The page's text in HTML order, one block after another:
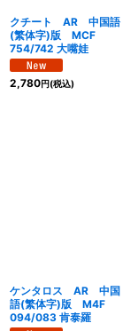
クチート AR 中国語
(繁体字)版 MCF
754/742 大嘴娃
2,780円(税込)
ケンタロス AR 中国
語(繁体字)版 M4F
094/083 肯泰羅